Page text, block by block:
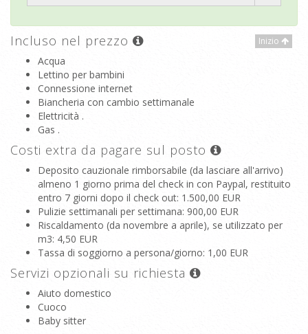
Inizio
Incluso nel prezzo
Acqua
Lettino per bambini
Connessione internet
Biancheria con cambio settimanale
Elettricità .
Gas .
Costi extra da pagare sul posto
Deposito cauzionale rimborsabile (da lasciare all'arrivo)
almeno 1 giorno prima del check in con Paypal, restituito
entro 7 giorni dopo il check out: 1.500,00 EUR
Pulizie settimanali per settimana: 900,00 EUR
Riscaldamento (da novembre a aprile), se utilizzato per
m3: 4,50 EUR
Tassa di soggiorno a persona/giorno: 1,00 EUR
Servizi opzionali su richiesta
Aiuto domestico
Cuoco
Baby sitter